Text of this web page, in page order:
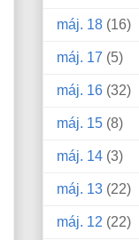
máj. 18 (16)
máj. 17 (5)
máj. 16 (32)
máj. 15 (8)
máj. 14 (3)
máj. 13 (22)
máj. 12 (22)